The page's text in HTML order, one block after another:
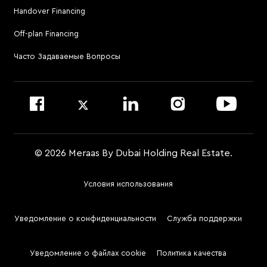
Для связи с управляющей компанией
Позвонить по номеру 800 MERAAS (800-637227)
Посетить офис управляющей компании
Handover Financing
Off-plan Financing
Часто Задаваемые Вопросы
© 2026 Meraas By Dubai Holding Real Estate.
Two
Условия использования
Уведомление о конфиденциальности Служба поддержки
Уведомление о файлах cookie Политика качества